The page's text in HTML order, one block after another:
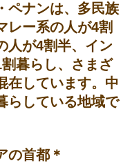
ペナンは、多民族
レー系の人が4割
人が4割半、イン
割暮らし、さまざ
在しています。中
らしている地域で
の首都＊